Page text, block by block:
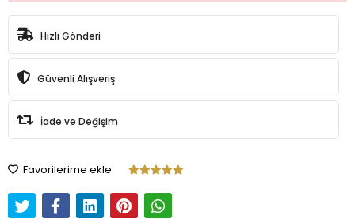
Hızlı Gönderi
Güvenli Alışveriş
İade ve Değişim
Favorilerime ekle